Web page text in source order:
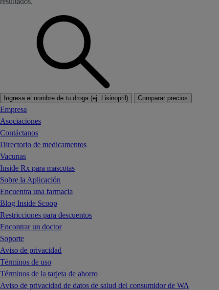
Ingresa el nombre de tu droga (ej. Lisinopril) Comparar precios
Empresa
Asociaciones
Contáctanos
Directorio de medicamentos
Vacunas
Inside Rx para mascotas
Sobre la Aplicación
Encuentra una farmacia
Blog Inside Scoop
Restricciones para descuentos
Encontrar un doctor
Soporte
Aviso de privacidad
Términos de uso
Términos de la tarjeta de ahorro
Aviso de privacidad de datos de salud del consumidor de WA